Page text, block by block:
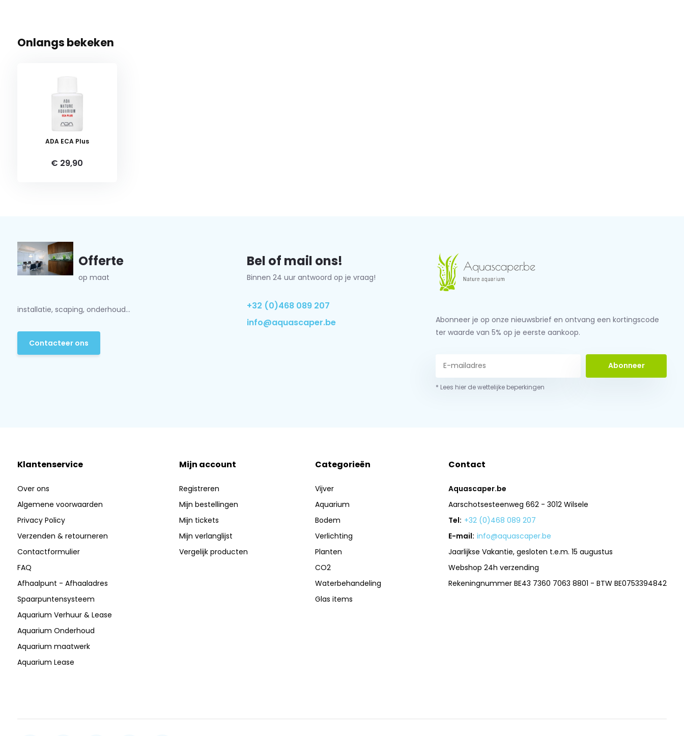
Onlangs bekeken
ADA ECA Plus
€ 29,90
Offerte
op maat
installatie, scaping, onderhoud...
Contacteer ons
Bel of mail ons!
Binnen 24 uur antwoord op je vraag!
+32 (0)468 089 207
info@aquascaper.be
Abonneer je op onze nieuwsbrief en ontvang een kortingscode
ter waarde van 5% op je eerste aankoop.
Abonneer
* Lees hier de wettelijke beperkingen
Klantenservice
Over ons
Algemene voorwaarden
Privacy Policy
Verzenden & retourneren
Contactformulier
FAQ
Afhaalpunt - Afhaaladres
Spaarpuntensysteem
Aquarium Verhuur & Lease
Aquarium Onderhoud
Aquarium maatwerk
Aquarium Lease
Mijn account
Registreren
Mijn bestellingen
Mijn tickets
Mijn verlanglijst
Vergelijk producten
Categorieën
Vijver
Aquarium
Bodem
Verlichting
Planten
CO2
Waterbehandeling
Glas items
Contact
Aquascaper.be
Aarschotsesteenweg 662 - 3012 Wilsele
Tel: +32 (0)468 089 207
E-mail: info@aquascaper.be
Jaarlijkse Vakantie, gesloten t.e.m. 15 augustus
Webshop 24h verzending
Rekeningnummer BE43 7360 7063 8801 - BTW BE0753394842